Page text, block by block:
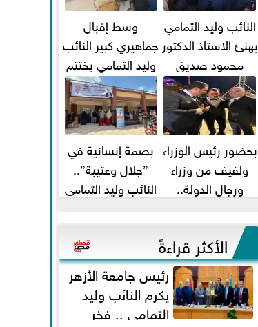
النائب وليد التمامي
يهنئ الاستاذ الدكتور
محمود صديق
تكليفة قائم باعمال
...
وسط إقبال
جماهيري كبير النائب
وليد التمامي يختتم
أضخم قافلة طبية
مجانية...
بحضور رئيس الوزراء
ولفيف من وزراء
ورجال الدولة..
ومحمد...
بصمة إنسانية في
”جلال وعتيبة”..
النائب وليد التمامي
شيحة يداويان...
الأكثر قراءةً
رئيس جامعة الأزهر
يكرم النائب وليد
التمامي .. فخر